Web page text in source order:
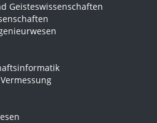
Geisteswissenschaften